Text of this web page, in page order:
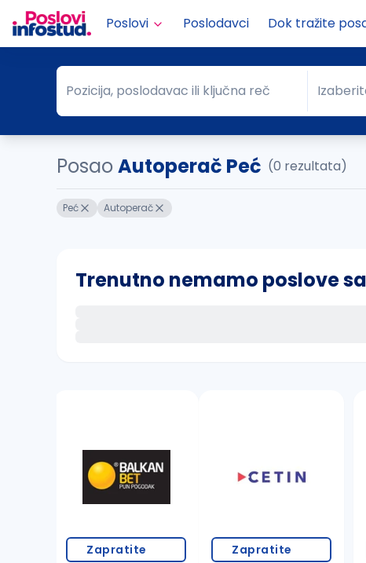
Poslovi Poslodavci Dok tražite
Pozicija, poslodavac ili ključna reč
Pozicija, poslodavac ili ključna reč Grad
PosaoAutoperač Peć (0 rezultata)
Peć Autoperač
Trenutno nemamo poslove
proverite pravopisne greške (koristite č, ć,
povećajte radijus za odabrani grad
Zapratite Zapratite